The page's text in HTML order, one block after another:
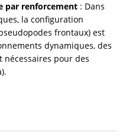
par renforcement : Dans
la configuration
frontaux) est
dynamiques, des
nécessaires pour des